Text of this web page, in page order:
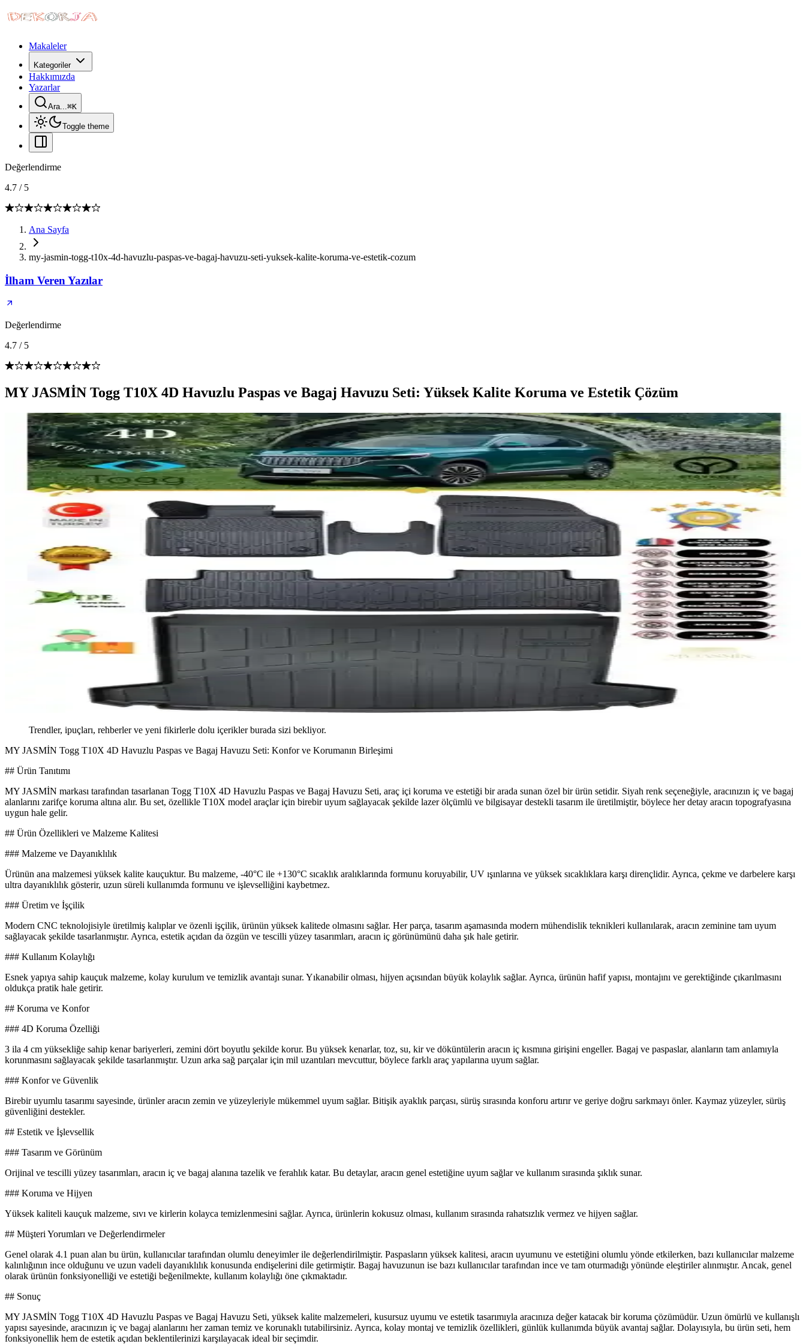
Makaleler
Kategoriler
Hakkımızda
Yazarlar
Ara...⌘K
Toggle theme
Değerlendirme
4.7 / 5
Ana Sayfa
my-jasmin-togg-t10x-4d-havuzlu-paspas-ve-bagaj-havuzu-seti-yuksek-kalite-koruma-ve-estetik-cozum
İlham Veren Yazılar
Değerlendirme
4.7 / 5
MY JASMİN Togg T10X 4D Havuzlu Paspas ve Bagaj Havuzu Seti: Yüksek Kalite Koruma ve Estetik Çözüm
Trendler, ipuçları, rehberler ve yeni fikirlerle dolu içerikler burada sizi bekliyor.
MY JASMİN Togg T10X 4D Havuzlu Paspas ve Bagaj Havuzu Seti: Konfor ve Korumanın Birleşimi
## Ürün Tanıtımı
MY JASMİN markası tarafından tasarlanan Togg T10X 4D Havuzlu Paspas ve Bagaj Havuzu Seti, araç içi koruma ve estetiği bir arada sunan özel bir ürün setidir. Siyah renk seçeneğiyle, aracınızın iç ve bagaj
alanlarını zarifçe koruma altına alır. Bu set, özellikle T10X model araçlar için birebir uyum sağlayacak şekilde lazer ölçümlü ve bilgisayar destekli tasarım ile üretilmiştir, böylece her detay aracın topografyasına
uygun hale gelir.
## Ürün Özellikleri ve Malzeme Kalitesi
### Malzeme ve Dayanıklılık
Ürünün ana malzemesi yüksek kalite kauçuktur. Bu malzeme, -40°C ile +130°C sıcaklık aralıklarında formunu koruyabilir, UV ışınlarına ve yüksek sıcaklıklara karşı dirençlidir. Ayrıca, çekme ve darbelere karşı
ultra dayanıklılık gösterir, uzun süreli kullanımda formunu ve işlevselliğini kaybetmez.
### Üretim ve İşçilik
Modern CNC teknolojisiyle üretilmiş kalıplar ve özenli işçilik, ürünün yüksek kalitede olmasını sağlar. Her parça, tasarım aşamasında modern mühendislik teknikleri kullanılarak, aracın zeminine tam uyum
sağlayacak şekilde tasarlanmıştır. Ayrıca, estetik açıdan da özgün ve tescilli yüzey tasarımları, aracın iç görünümünü daha şık hale getirir.
### Kullanım Kolaylığı
Esnek yapıya sahip kauçuk malzeme, kolay kurulum ve temizlik avantajı sunar. Yıkanabilir olması, hijyen açısından büyük kolaylık sağlar. Ayrıca, ürünün hafif yapısı, montajını ve gerektiğinde çıkarılmasını
oldukça pratik hale getirir.
## Koruma ve Konfor
### 4D Koruma Özelliği
3 ila 4 cm yüksekliğe sahip kenar bariyerleri, zemini dört boyutlu şekilde korur. Bu yüksek kenarlar, toz, su, kir ve döküntülerin aracın iç kısmına girişini engeller. Bagaj ve paspaslar, alanların tam anlamıyla
korunmasını sağlayacak şekilde tasarlanmıştır. Uzun arka sağ parçalar için mil uzantıları mevcuttur, böylece farklı araç yapılarına uyum sağlar.
### Konfor ve Güvenlik
Birebir uyumlu tasarımı sayesinde, ürünler aracın zemin ve yüzeyleriyle mükemmel uyum sağlar. Bitişik ayaklık parçası, sürüş sırasında konforu artırır ve geriye doğru sarkmayı önler. Kaymaz yüzeyler, sürüş
güvenliğini destekler.
## Estetik ve İşlevsellik
### Tasarım ve Görünüm
Orijinal ve tescilli yüzey tasarımları, aracın iç ve bagaj alanına tazelik ve ferahlık katar. Bu detaylar, aracın genel estetiğine uyum sağlar ve kullanım sırasında şıklık sunar.
### Koruma ve Hijyen
Yüksek kaliteli kauçuk malzeme, sıvı ve kirlerin kolayca temizlenmesini sağlar. Ayrıca, ürünlerin kokusuz olması, kullanım sırasında rahatsızlık vermez ve hijyen sağlar.
## Müşteri Yorumları ve Değerlendirmeler
Genel olarak 4.1 puan alan bu ürün, kullanıcılar tarafından olumlu deneyimler ile değerlendirilmiştir. Paspasların yüksek kalitesi, aracın uyumunu ve estetiğini olumlu yönde etkilerken, bazı kullanıcılar malzeme
kalınlığının ince olduğunu ve uzun vadeli dayanıklılık konusunda endişelerini dile getirmiştir. Bagaj havuzunun ise bazı kullanıcılar tarafından ince ve tam oturmadığı yönünde eleştiriler alınmıştır. Ancak, genel
olarak ürünün fonksiyonelliği ve estetiği beğenilmekte, kullanım kolaylığı öne çıkmaktadır.
## Sonuç
MY JASMİN Togg T10X 4D Havuzlu Paspas ve Bagaj Havuzu Seti, yüksek kalite malzemeleri, kusursuz uyumu ve estetik tasarımıyla aracınıza değer katacak bir koruma çözümüdür. Uzun ömürlü ve kullanışlı
yapısı sayesinde, aracınızın iç ve bagaj alanlarını her zaman temiz ve korunaklı tutabilirsiniz. Ayrıca, kolay montaj ve temizlik özellikleri, günlük kullanımda büyük avantaj sağlar. Dolayısıyla, bu ürün seti, hem
fonksiyonellik hem de estetik açıdan beklentilerinizi karşılayacak ideal bir seçimdir.